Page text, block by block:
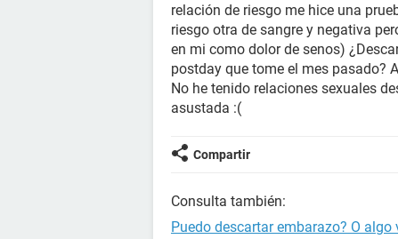
relación de riesgo me hice una
riesgo otra de sangre y negativa
en mi como dolor de senos)
postday que tome el mes pasado?
No he tenido relaciones sexuales
asustada :(
Compartir
Consulta también:
Puedo descartar embarazo? O algo